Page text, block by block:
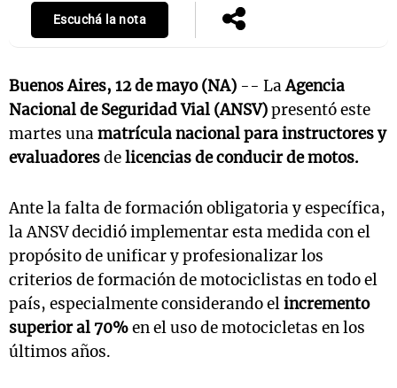
Escuchá la nota
Buenos Aires, 12 de mayo (NA) -- LaAgencia
Nacional de Seguridad Vial (ANSV)presentó este
martes unamatrícula nacional para instructores y
evaluadoresdelicencias de conducir de motos.
Ante la falta de formación obligatoria y específica,
la ANSV decidió implementar esta medida con el
propósito de unificar y profesionalizar los
criterios de formación de motociclistas en todo el
país, especialmente considerando elincremento
superior al 70%en el uso de motocicletas en los
últimos años.